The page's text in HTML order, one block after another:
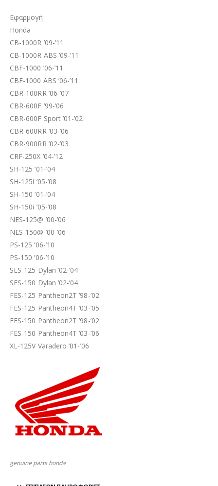
Εφαρμογή:
Honda
CB-1000R ’09-’11
CB-1000R ABS ’09-’11
CBF-1000 ’06-’11
CBF-1000 ABS ’06-’11
CBR-100RR ’06-’07
CBR-600F ’99-’06
CBR-600F Sport ’01-’02
CBR-600RR ’03-’06
CBR-900RR ’02-’03
CRF-250X ’04-’12
SH-125 ’01-’04
SH-125i ’05-’08
SH-150 ’01-’04
SH-150i ’05-’08
NES-125@ ’00-’06
NES-150@ ’00-’06
PS-125 ’06-’10
PS-150 ’06-’10
SES-125 Dylan ’02-’04
SES-150 Dylan ’02-’04
FES-125 Pantheon2T ’98-’02
FES-125 Pantheon4T ’03-’05
FES-150 Pantheon2T ’98-’02
FES-150 Pantheon4T ’03-’06
XL-125V Varadero ’01-’06
genuine parts honda